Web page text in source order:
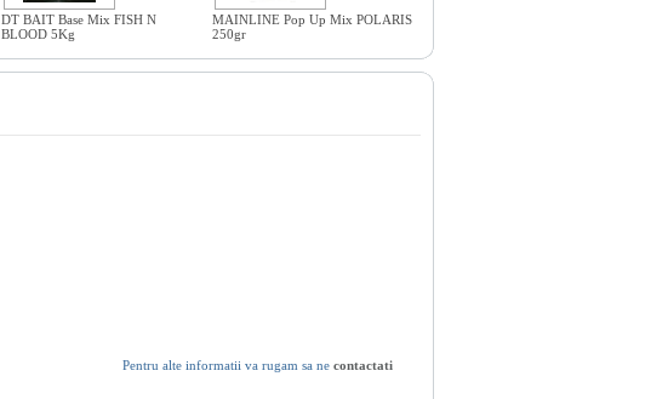
DT BAIT Base Mix FISH N
BLOOD 5Kg
MAINLINE Pop Up Mix POLARIS
250gr
Pentru alte informatii va rugam sa ne contactati